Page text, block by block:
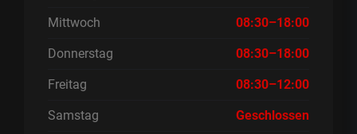
Mittwoch 08:30–18:00
Donnerstag 08:30–18:00
Freitag 08:30–12:00
Samstag Geschlossen